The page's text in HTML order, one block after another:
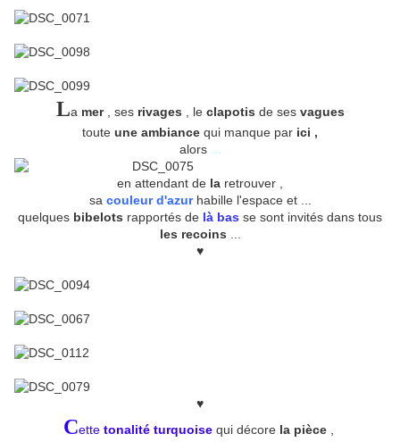
La mer, ses rivages , le clapotis de ses vagues
toute une ambiance qui manque par ici ,
alors ...
en attendant de la retrouver ,
sa couleur d'azurhabille l'espace et ...
quelques bibelots rapportés de là bas se sont invités dans tous
les recoins
♥
♥
Cette tonalité turquoisequi décore la pièce,